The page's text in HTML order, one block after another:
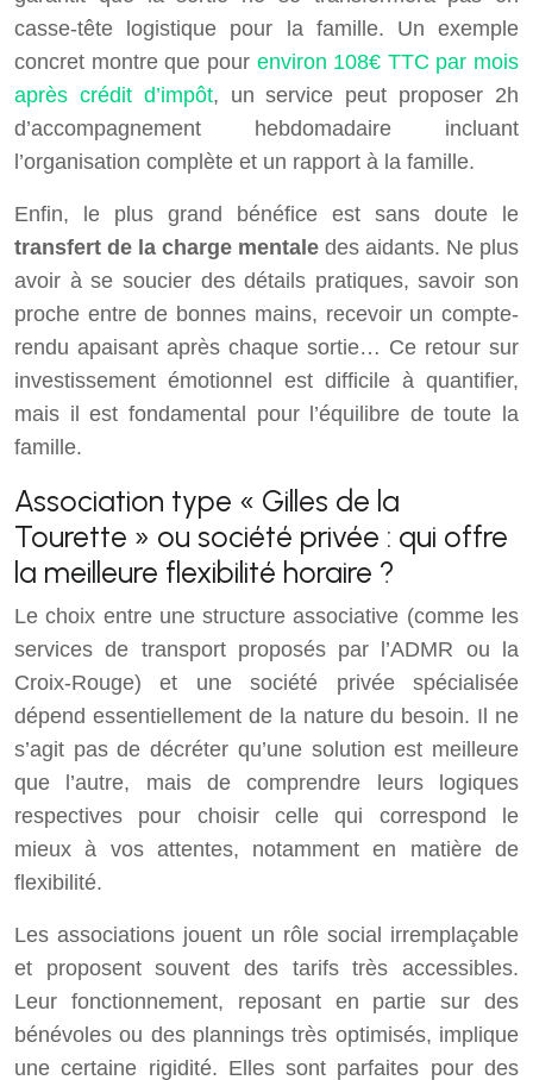
casse-tête logistique pour la famille. Un exemple
concret montre que pour environ 108€ TTC par mois
après crédit d’impôt, un service peut proposer 2h
d’accompagnement hebdomadaire incluant
l’organisation complète et un rapport à la famille.
Enfin, le plus grand bénéfice est sans doute le
transfert de la charge mentale des aidants. Ne plus
avoir à se soucier des détails pratiques, savoir son
proche entre de bonnes mains, recevoir un compte-
rendu apaisant après chaque sortie… Ce retour sur
investissement émotionnel est difficile à quantifier,
mais il est fondamental pour l’équilibre de toute la
famille.
Association type « Gilles de la
Tourette » ou société privée : qui offre
la meilleure flexibilité horaire ?
Le choix entre une structure associative (comme les
services de transport proposés par l’ADMR ou la
Croix-Rouge) et une société privée spécialisée
dépend essentiellement de la nature du besoin. Il ne
s’agit pas de décréter qu’une solution est meilleure
que l’autre, mais de comprendre leurs logiques
respectives pour choisir celle qui correspond le
mieux à vos attentes, notamment en matière de
flexibilité.
Les associations jouent un rôle social irremplaçable
et proposent souvent des tarifs très accessibles.
Leur fonctionnement, reposant en partie sur des
bénévoles ou des plannings très optimisés, implique
une certaine rigidité. Elles sont parfaites pour des